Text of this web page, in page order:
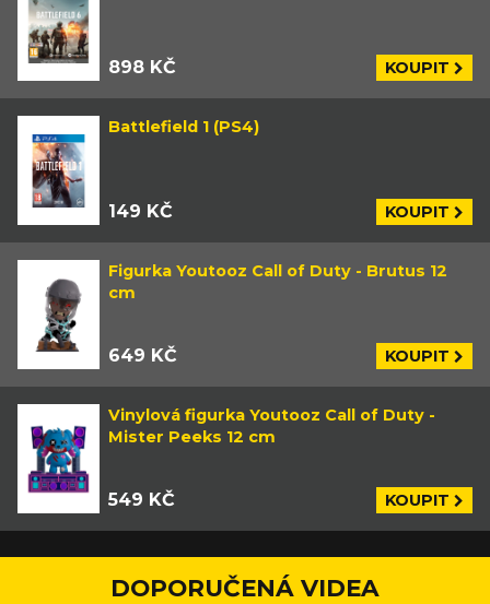
898 KČ KOUPIT
Battlefield 1 (PS4)
149 KČ KOUPIT
Figurka Youtooz Call of Duty - Brutus 12
cm
649 KČ KOUPIT
Vinylová figurka Youtooz Call of Duty -
Mister Peeks 12 cm
549 KČ KOUPIT
DOPORUČENÁ VIDEA